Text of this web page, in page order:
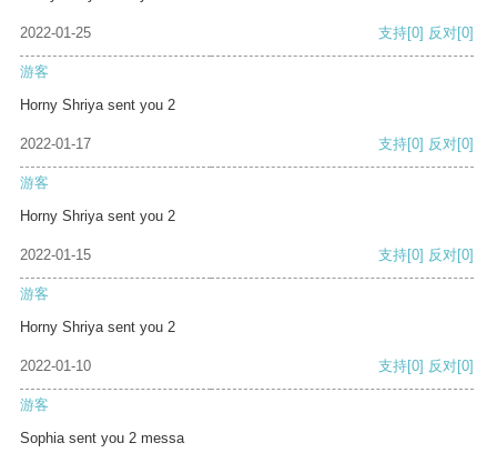
2022-01-25 支持[0] 反对[0]
游客
Horny Shriya sent you 2
2022-01-17 支持[0] 反对[0]
游客
Horny Shriya sent you 2
2022-01-15 支持[0] 反对[0]
游客
Horny Shriya sent you 2
2022-01-10 支持[0] 反对[0]
游客
Sophia sent you 2 messa